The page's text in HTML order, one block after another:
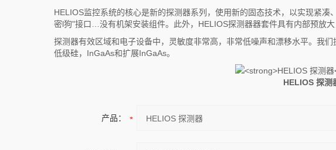
HELIOS监控系统的核心是新的探测器系列，使用新的固态技术，以实现紧
密l狗"接口…没有机架安装组件。此外，HELIOS探测器器套件具有内部预放
探测器有效区域和电子设备中，灵敏度非常高，非常低噪声和漂移水平。我
低级硅，InGaAs和扩展InGaAs。
HELIOS 探测
产品：